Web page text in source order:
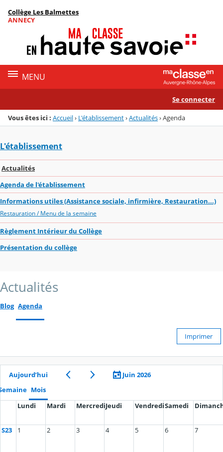
Menu de la rubrique
Contenu
Collège Les Balmettes
ANNECY
MENU
Se connecter
Vous êtes ici : Accueil› L'établissement›Actualités›Agenda
L'établissement
Actualités
Agenda de l'établissement
Informations utiles (Assistance sociale, infirmière, Restauration...)
Restauration / Menu de la semaine
Règlement Intérieur du Collège
Présentation du collège
Actualités
Blog Agenda
Imprimer
Aujourd’hui
Juin 2026
Mois
Lundi
Mardi MercrediJeudi VendrediSamedi
S23 1 2 3 4 5 6 7